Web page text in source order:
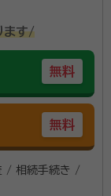
ます/
無料
無料
/ 相続手続き /